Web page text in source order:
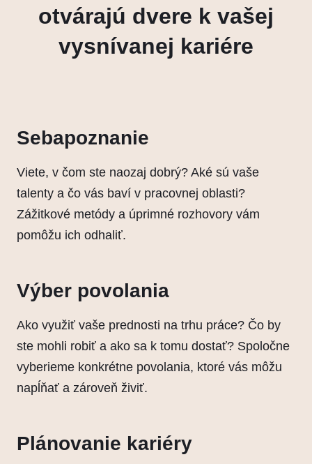
otvárajú dvere k vašej
vysnívanej kariére
Sebapoznanie
Viete, v čom ste naozaj dobrý? Aké sú vaše
talenty a čo vás baví v pracovnej oblasti?
Zážitkové metódy a úprimné rozhovory vám
pomôžu ich odhaliť.
Výber povolania
Ako využiť vaše prednosti na trhu práce? Čo by
ste mohli robiť a ako sa k tomu dostať? Spoločne
vyberieme konkrétne povolania, ktoré vás môžu
napĺňať a zároveň živiť.
Plánovanie kariéry